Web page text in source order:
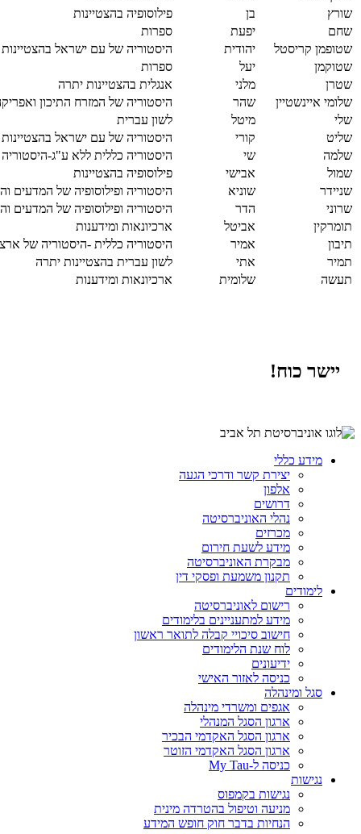
שורץ
בן
פילוסופיה בהצטיינות
שחם
יפעת
ספרות
שטופמן קריסטל
יהודית
היסטוריה של עם ישראל בהצטיינות
שטוקמן
יעל
ספרות
שטרן
מלני
אנגלית בהצטיינות יתרה
שלומי איינשטיין
שהר
היסטוריה של המזרח התיכון
שלי
מיטל
לשון עברית
שליט
קורי
היסטוריה של עם ישראל בהצטיינות
שלמה
שי
היסטוריה כללית ללא ע"ג-
שמול
אבישי
פילוסופיה בהצטיינות
שניידר
שוניא
היסטוריה ופילוסופיה של המדעים
שרוני
הדר
היסטוריה ופילוסופיה של המדעים
תומרקין
אביטל
ארכיונאות ומידענות
תיבון
אמיר
היסטוריה כללית -היסטוריה של
תמיר
אתי
לשון עברית בהצטיינות יתרה
תעשה
שלומית ארכיונאות ומידענות
יישר כוח!
מידע כללי
יצירת קשר ודרכי הגעה
אלפון
דרושים
נהלי האוניברסיטה
מכרזים
מידע לשעת חירום
מבקרת האוניברסיטה
תקנון משמעת ופסקי דין
לימודים
רישום לאוניברסיטה
מידע למתעניינים בלימודים
חישוב סיכויי קבלה לתואר ראשון
לוח שנת הלימודים
ידיעונים
כניסה לאזור האישי
סגל ומינהלה
אגפים ומשרדי מינהלה
ארגון הסגל המנהלי
ארגון הסגל האקדמי הבכיר
ארגון הסגל האקדמי הזוטר
כניסה ל-My Tau
נגישות
נגישות בקמפוס
מניעה וטיפול בהטרדה מינית
הנחיות בדבר חוק חופש המידע